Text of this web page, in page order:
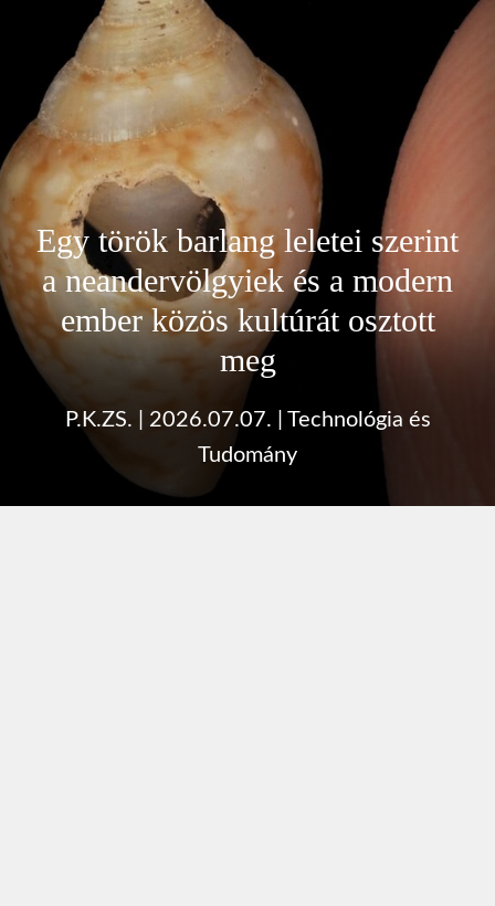
Egy török barlang leletei szerint
a neandervölgyiek és a modern
ember közös kultúrát osztott
meg
P.K.ZS. 2026.07.07.
Technológia és
Tudomány